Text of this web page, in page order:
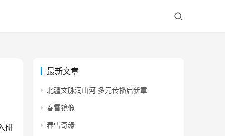
研
最新文章
北疆文脉润山河 多元传播启新章
春雪镜像
春雪奇缘